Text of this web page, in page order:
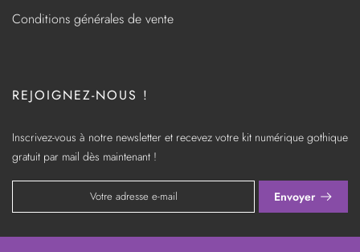
Conditions générales de vente
REJOIGNEZ-NOUS !
Inscrivez-vous à notre newsletter et recevez votre kit numérique gothique
gratuit par mail dès maintenant !
Envoyer